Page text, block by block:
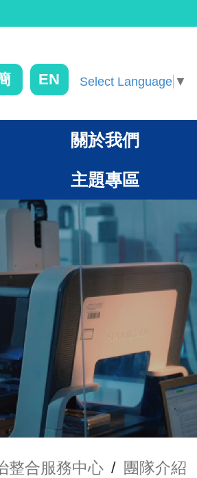
EN Select Language ▼
關於我們
主題專區
整合服務中心 / 團隊介紹